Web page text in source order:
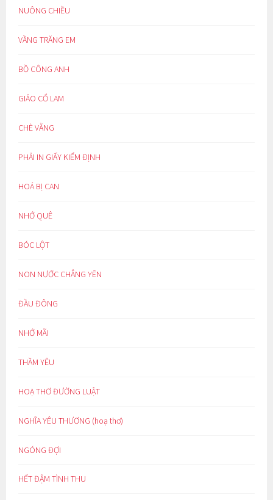
NUÔNG CHIỀU
VẦNG TRĂNG EM
BỒ CÔNG ANH
GIẢO CỔ LAM
CHÈ VẰNG
PHẢI IN GIẤY KIỂM ĐỊNH
HOÁ BỊ CAN
NHỚ QUÊ
BÓC LỘT
NON NƯỚC CHẲNG YÊN
ĐẦU ĐÔNG
NHỚ MÃI
THẦM YÊU
HOẠ THƠ ĐƯỜNG LUẬT
NGHĨA YÊU THƯƠNG (hoạ thơ)
NGÓNG ĐỢI
HẾT ĐẬM TÌNH THU